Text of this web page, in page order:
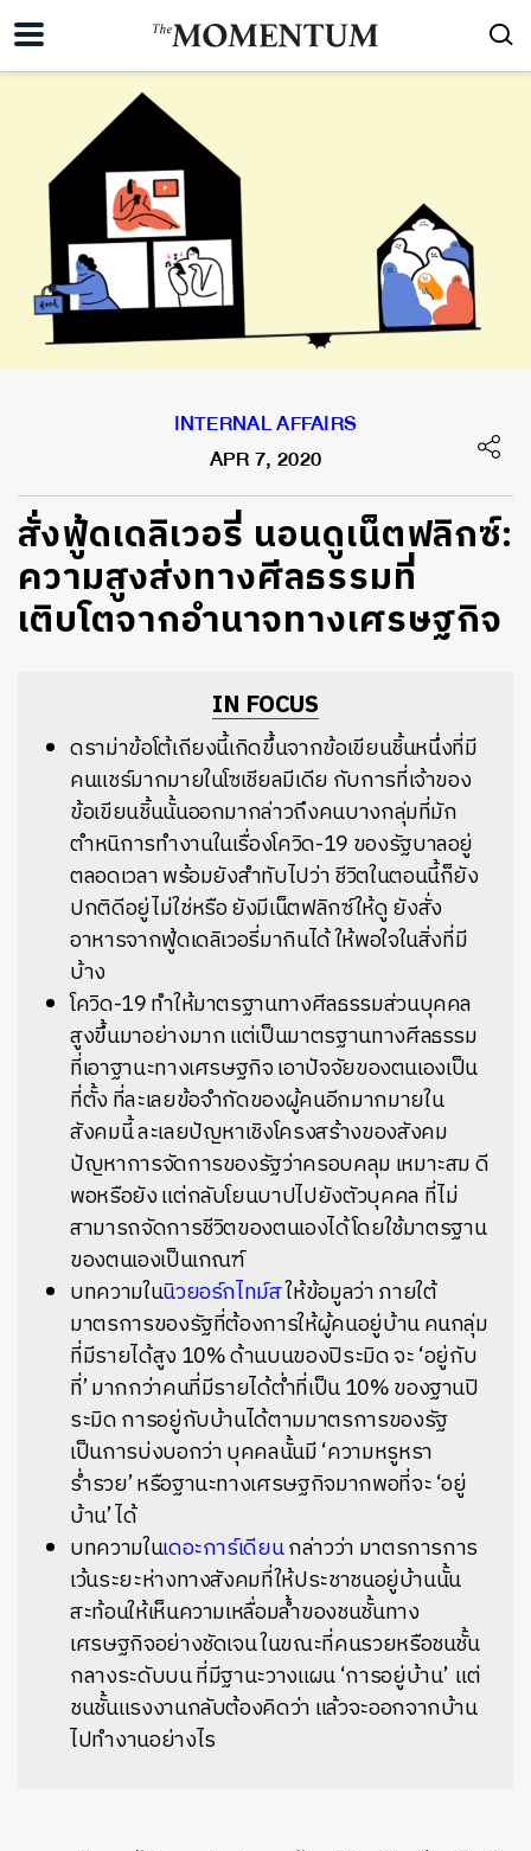
INTERNAL AFFAIRS
APR 7, 2020
สั่งฟู้ดเดลิเวอรี่ นอนดูเน็ตฟลิกซ์:
ความสูงส่งทางศีลธรรมที่
เติบโตจากอำนาจทางเศรษฐกิจ
IN FOCUS
ดราม่าข้อโต้เถียงนี้เกิดขึ้นจากข้อเขียนชิ้นหนึ่งที่มี
คนแชร์มากมายในโซเชียลมีเดีย กับการที่เจ้าของ
ข้อเขียนชิ้นนั้นออกมากล่าวถึงคนบางกลุ่มที่มัก
ตำหนิการทำงานในเรื่องโควิด-19 ของรัฐบาลอยู่
ตลอดเวลาพร้อมยังสำทับไปว่าชีวิตในตอนนี้ก็ยัง
ปกติดีอยู่ไม่ใช่หรือยังมีเน็ตฟลิกซ์ให้ดูยังสั่ง
อาหารจากฟู้ดเดลิเวอรี่มากินได้ให้พอใจในสิ่งที่มี
บ้าง
โควิด-19ทำให้มาตรฐานทางศีลธรรมส่วนบุคคล
สูงขึ้นมาอย่างมากแต่เป็นมาตรฐานทางศีลธรรม
ที่เอาฐานะทางเศรษฐกิจ เอาปัจจัยของตนเองเป็น
ที่ตั้ง ที่ละเลยข้อจำกัดของผู้คนอีกมากมายใน
สังคมนี้ละเลยปัญหาเชิงโครงสร้างของสังคม
ปัญหาการจัดการของรัฐว่าครอบคลุม เหมาะสมดี
พอหรือยังแต่กลับโยนบาปไปยังตัวบุคคล ที่ไม่
สามารถจัดการชีวิตของตนเองได้โดยใช้มาตรฐาน
ของตนเองเป็นเกณฑ์
บทความในนิวยอร์กไทม์สให้ข้อมูลว่าภายใต้
มาตรการของรัฐที่ต้องการให้ผู้คนอยู่บ้านคนกลุ่ม
ที่มีรายได้สูง 10%ด้านบนของปิระมิดจะ‘อยู่กับ
ที่’มากกว่าคนที่มีรายได้ต่ำที่เป็น10%ของฐานปิ
ระมิดการอยู่กับบ้านได้ตามมาตรการของรัฐ
เป็นการบ่งบอกว่าบุคคลนั้นมี‘ความหรูหรา
ร่ำรวย’หรือฐานะทางเศรษฐกิจมากพอที่จะ‘อยู่
บ้าน’ได้
บทความในเดอะการ์เดียนกล่าวว่า มาตรการการ
เว้นระยะห่างทางสังคมที่ให้ประชาชนอยู่บ้านนั้น
สะท้อนให้เห็นความเหลื่อมล้ำของชนชั้นทาง
เศรษฐกิจอย่างชัดเจนในขณะที่คนรวยหรือชนชั้น
กลางระดับบนที่มีฐานะวางแผน‘การอยู่บ้าน’ แต่
ชนชั้นแรงงานกลับต้องคิดว่า แล้วจะออกจากบ้าน
ไปทำงานอย่างไร